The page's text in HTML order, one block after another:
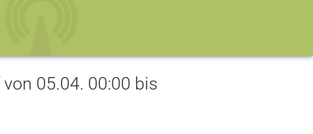
05.04. 00:00 bis